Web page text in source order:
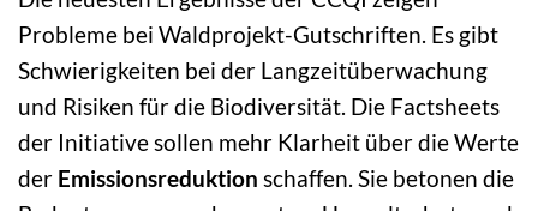
Probleme bei Waldprojekt-Gutschriften. Es gibt
Schwierigkeiten bei der Langzeitüberwachung
und Risiken für die Biodiversität. Die Factsheets
der Initiative sollen mehr Klarheit über die Werte
der Emissionsreduktion schaffen. Sie betonen die